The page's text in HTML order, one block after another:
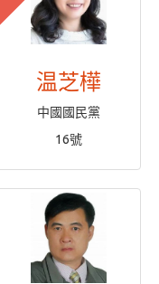
温芝樺
中國國民黨
16號